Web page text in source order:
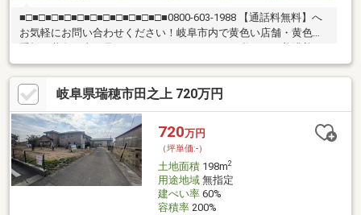
■□■□■□■□■□■□■□■□■□■□■□■0800-603-1988 【通話料無料】へ
お気軽にお問い合わせください！岐阜市内で黄色い店舗・黄色い
動産です！岐阜を知っている岐阜の不動産エキスパート！土地探
しも住まい探しも建築も不動産のことならお任せ下さい。■売買
保有物件1000件以上！
岐阜県瑞穂市田之上 720万円
720万円
（坪単価:-）
土地面積198m2
用途地域無指定
建ぺい率60%
容積率200%